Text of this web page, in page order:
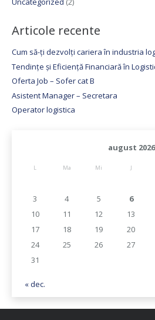
Articole recente
Cum să-ți dezvolți cariera în industria
Tendințe și Eficiență Financiară în
Oferta Job – Sofer cat B
Asistent Manager – Secretara
Operator logistica
august 2026
L Ma Mi J
3
4 5 6
10
11 12 13
17
18 19 20
24
25 26 27
31
« dec.